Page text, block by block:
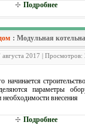
Подробнее
: Модульная
августа 2017 | Просмотров:
начинается
параметры
необходимости внесения
Подробнее